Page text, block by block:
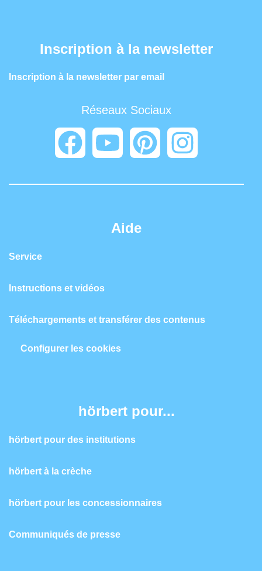
Inscription à la newsletter
Inscription à la newsletter par email
Réseaux Sociaux
Aide
Service
Instructions et vidéos
Téléchargements et transférer des contenus
Configurer les cookies
hörbert pour...
hörbert pour des institutions
hörbert à la crèche
hörbert pour les concessionnaires
Communiqués de presse